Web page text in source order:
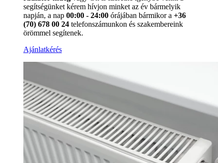
segítségünket kérem hívjon minket az év bármelyik
napján, a nap 00:00 - 24:00 órájában bármikor a +36
(70) 678 00 24 telefonszámunkon és szakembereink
örömmel segítenek.
Ajánlatkérés